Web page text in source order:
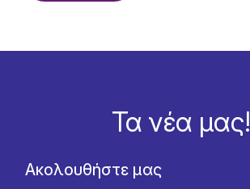
Τα νέα μας!
Ακολουθήστε μας